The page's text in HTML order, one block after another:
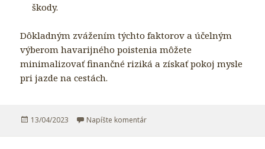
škody.
Dôkladným zvážením týchto faktorov a účelným
výberom havarijného poistenia môžete
minimalizovať finančné riziká a získať pokoj mysle
pri jazde na cestách.
Publikované
13/04/2023 Napíšte komentár